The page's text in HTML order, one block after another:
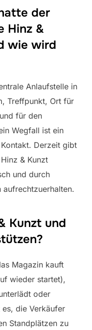
der
Hinz &
wie wird
Anlaufstelle in
Treffpunkt, Ort für
für den
Wegfall ist ein
Derzeit gibt
& Kunzt
und durch
Kunzt und
Magazin kauft
wieder startet),
oder
die Verkäufer
Standplätzen zu